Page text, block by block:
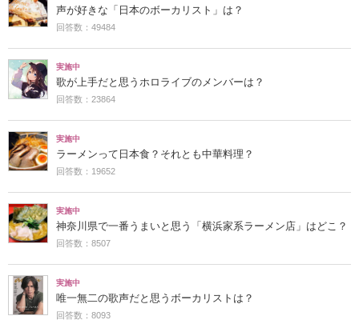
声が好きな「日本のボーカリスト」は？
回答数：49484
実施中
歌が上手だと思うホロライブのメンバーは？
回答数：23864
実施中
ラーメンって日本食？それとも中華料理？
回答数：19652
実施中
神奈川県で一番うまいと思う「横浜家系ラーメン店」はどこ？
回答数：8507
実施中
唯一無二の歌声だと思うボーカリストは？
回答数：8093